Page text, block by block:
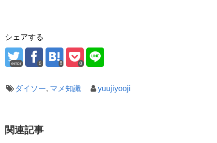
シェアする
error 0 0
ダイソー, マメ知識 yuujiyooji
関連記事